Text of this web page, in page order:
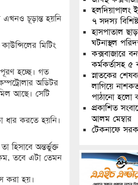
চূড়ান্ত হয়নি
মিটিং
পূরণ হচ্ছে। গত
অডিটর
আছে। সেটি
ধার করতে হয়নি।
হিসাবে অন্তর্ভুক্ত
কম, তবে এটা তেমন
করা হয়।
হলদিয়াপালং
৭ সদস্য
হাসপাতাল
ঘটনাস্থল
কক্সবাজারে
কর্মকর্তাসহ
স্নাতকের
লাগিয়ে
পাঠানো হলো
প্রকাশিত
আলম মেম্বার
টেকনাফে